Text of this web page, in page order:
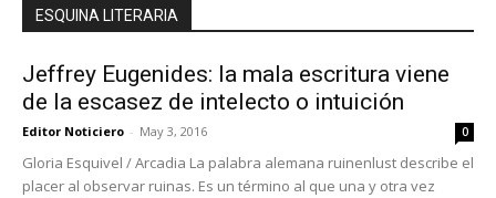
ESQUINA LITERARIA
Jeffrey Eugenides: la mala escritura viene
de la escasez de intelecto o intuición
Editor Noticiero - May 3, 2016 0
Gloria Esquivel / Arcadia La palabra alemana ruinenlust describe el
placer al observar ruinas. Es un término al que una y otra vez